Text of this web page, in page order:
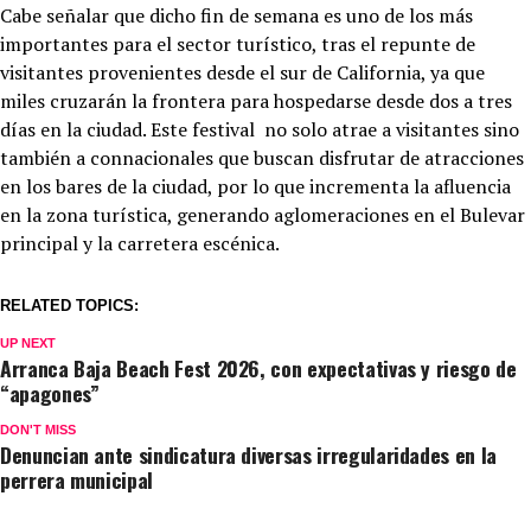
Cabe señalar que dicho fin de semana es uno de los más
importantes para el sector turístico, tras el repunte de
visitantes provenientes desde el sur de California, ya que
miles cruzarán la frontera para hospedarse desde dos a tres
días en la ciudad. Este festival no solo atrae a visitantes sino
también a connacionales que buscan disfrutar de atracciones
en los bares de la ciudad, por lo que incrementa la afluencia
en la zona turística, generando aglomeraciones en el Bulevar
principal y la carretera escénica.
RELATED TOPICS:
UP NEXT
Arranca Baja Beach Fest 2026, con expectativas y riesgo de
“apagones”
DON'T MISS
Denuncian ante sindicatura diversas irregularidades en la
perrera municipal